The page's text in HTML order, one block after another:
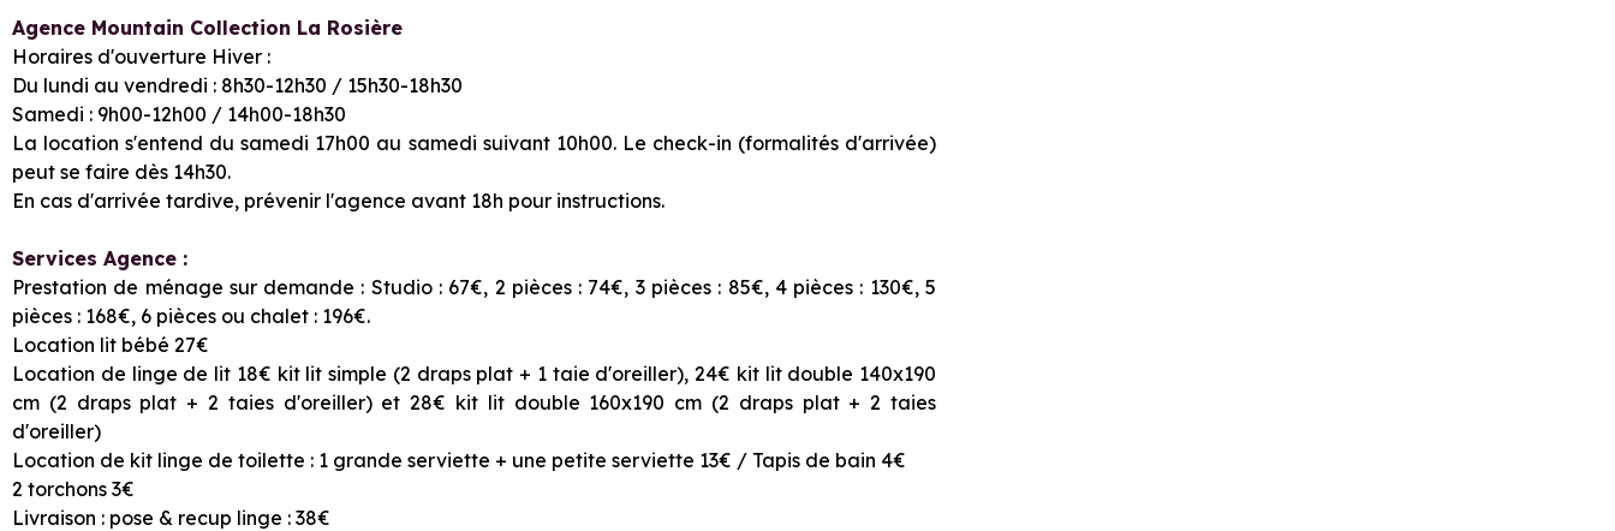
Agence Mountain Collection La Rosière
Horaires d'ouverture Hiver :
Du lundi au vendredi : 8h30-12h30 / 15h30-18h30
Samedi : 9h00-12h00 / 14h00-18h30
La location s'entend du samedi 17h00 au samedi suivant 10h00. Le check-in (formalités d'arrivée)
peut se faire dès 14h30.
En cas d'arrivée tardive, prévenir l'agence avant 18h pour instructions.
Services Agence :
Prestation de ménage sur demande : Studio : 67€, 2 pièces : 74€, 3 pièces : 85€, 4 pièces : 130€, 5
pièces : 168€, 6 pièces ou chalet : 196€.
Location lit bébé 27€
Location de linge de lit 18€ kit lit simple (2 draps plat + 1 taie d'oreiller), 24€ kit lit double 140x190
cm (2 draps plat + 2 taies d'oreiller) et 28€ kit lit double 160x190 cm (2 draps plat + 2 taies
d'oreiller)
Location de kit linge de toilette : 1 grande serviette + une petite serviette 13€ / Tapis de bain 4€
2 torchons 3€
Livraison : pose & recup linge : 38€